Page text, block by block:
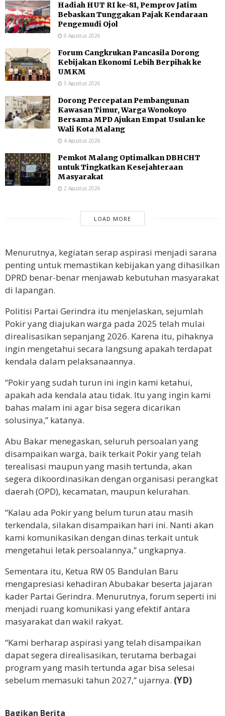
Hadiah HUT RI ke-81, Pemprov Jatim
Bebaskan Tunggakan Pajak Kendaraan
Pengemudi Ojol
6 Agustus 2026
Forum Cangkrukan Pancasila Dorong
Kebijakan Ekonomi Lebih Berpihak ke
UMKM
5 Agustus 2026
Dorong Percepatan Pembangunan
Kawasan Timur, Warga Wonokoyo
Bersama MPD Ajukan Empat Usulan ke
Wali Kota Malang
4 Agustus 2026
Pemkot Malang Optimalkan DBHCHT
untuk Tingkatkan Kesejahteraan
Masyarakat
2 Agustus 2026
LOAD MORE
Menurutnya, kegiatan serap aspirasi menjadi sarana
penting untuk memastikan kebijakan yang dihasilkan
DPRD benar-benar menjawab kebutuhan masyarakat
di lapangan.
Politisi Partai Gerindra itu menjelaskan, sejumlah
Pokir yang diajukan warga pada 2025 telah mulai
direalisasikan sepanjang 2026. Karena itu, pihaknya
ingin mengetahui secara langsung apakah terdapat
kendala dalam pelaksanaannya.
“Pokir yang sudah turun ini ingin kami ketahui,
apakah ada kendala atau tidak. Itu yang ingin kami
bahas malam ini agar bisa segera dicarikan
solusinya,” katanya.
Abu Bakar menegaskan, seluruh persoalan yang
disampaikan warga, baik terkait Pokir yang telah
terealisasi maupun yang masih tertunda, akan
segera dikoordinasikan dengan organisasi perangkat
daerah (OPD), kecamatan, maupun kelurahan.
“Kalau ada Pokir yang belum turun atau masih
terkendala, silakan disampaikan hari ini. Nanti akan
kami komunikasikan dengan dinas terkait untuk
mengetahui letak persoalannya,” ungkapnya.
Sementara itu, Ketua RW 05 Bandulan Baru
mengapresiasi kehadiran Abubakar beserta jajaran
kader Partai Gerindra. Menurutnya, forum seperti ini
menjadi ruang komunikasi yang efektif antara
masyarakat dan wakil rakyat.
“Kami berharap aspirasi yang telah disampaikan
dapat segera direalisasikan, terutama berbagai
program yang masih tertunda agar bisa selesai
sebelum memasuki tahun 2027,” ujarnya. (YD)
Bagikan Berita